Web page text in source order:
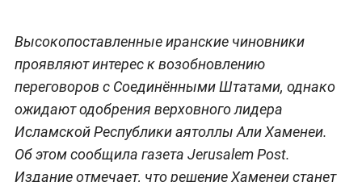
Высокопоставленные иранские чиновники
проявляют интерес к возобновлению
переговоров с Соединёнными Штатами, однако
ожидают одобрения верховного лидера
Исламской Республики аятоллы Али Хаменеи.
Об этом сообщила газета Jerusalem Post.
Издание отмечает, что решение Хаменеи станет